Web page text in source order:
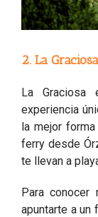
2. La
La
experiencia
la mejor
ferry desde
te llevan a
Para conocer
apuntarte a un